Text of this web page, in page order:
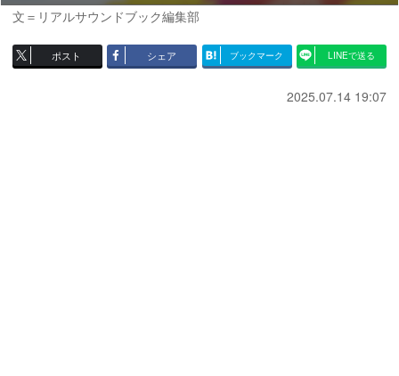
文＝リアルサウンドブック編集部
ポスト シェア ブックマーク LINEで送る
2025.07.14 19:07